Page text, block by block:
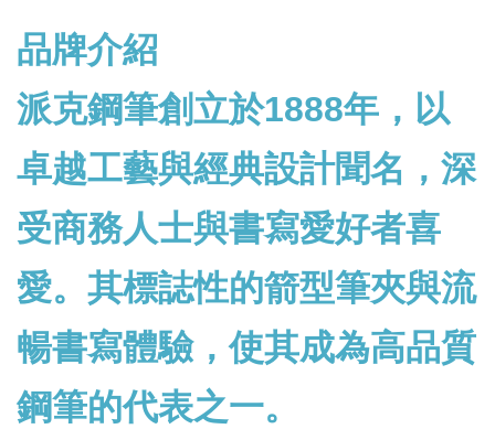
品牌介紹
派克鋼筆創立於1888年，以
卓越工藝與經典設計聞名，深
受商務人士與書寫愛好者喜
愛。其標誌性的箭型筆夾與流
暢書寫體驗，使其成為高品質
鋼筆的代表之一。